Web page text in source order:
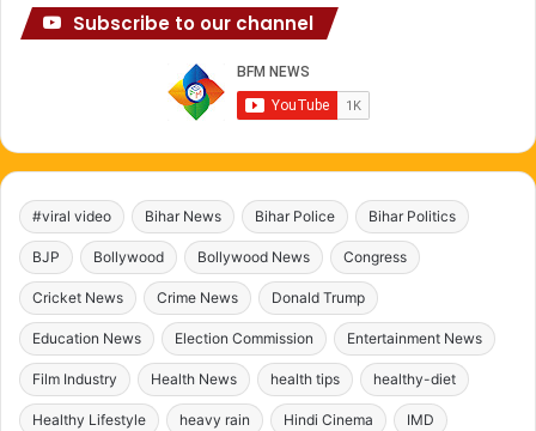
Subscribe to our channel
#viral video Bihar News Bihar Police Bihar Politics
BJP Bollywood Bollywood News Congress
Cricket News Crime News Donald Trump
Education News Election Commission Entertainment News
Film Industry Health News health tips healthy-diet
Healthy Lifestyle heavy rain Hindi Cinema IMD